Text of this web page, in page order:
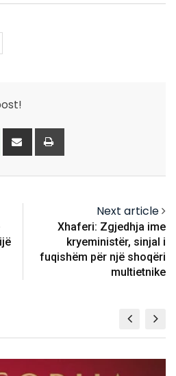
Whatsapp
Share
Next article
Xhaferi: Zgjedhja ime
kryeministër, sinjal i
fuqishëm për një shoqëri
multietnike